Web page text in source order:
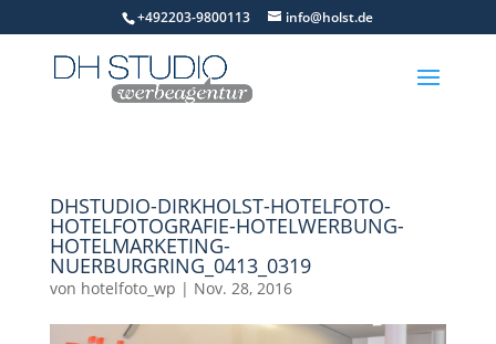
+492203-9800113 info@holst.de
DHSTUDIO-DIRKHOLST-HOTELFOTO-
HOTELFOTOGRAFIE-HOTELWERBUNG-
HOTELMARKETING-
NUERBURGRING_0413_0319
von hotelfoto_wp | Nov. 28, 2016